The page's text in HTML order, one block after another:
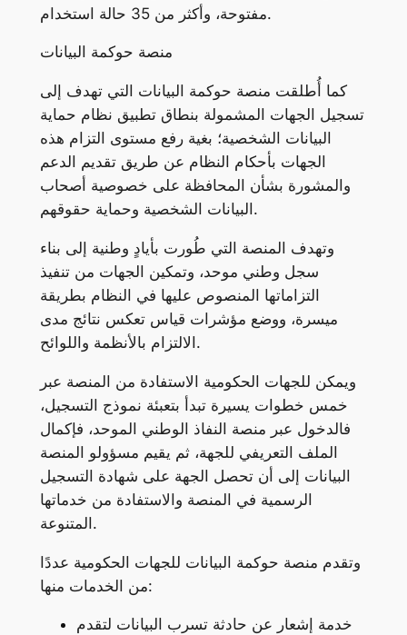
مفتوحة، وأكثر من 35 حالة استخدام.
منصة حوكمة البيانات
كما أُطلقت منصة حوكمة البيانات التي تهدف إلى
تسجيل الجهات المشمولة بنطاق تطبيق نظام حماية
البيانات الشخصية؛ بغية رفع مستوى التزام هذه
الجهات بأحكام النظام عن طريق تقديم الدعم
والمشورة بشأن المحافظة على خصوصية أصحاب
البيانات الشخصية وحماية حقوقهم.
وتهدف المنصة التي طُورت بأيادٍ وطنية إلى بناء
سجل وطني موحد، وتمكين الجهات من تنفيذ
التزاماتها المنصوص عليها في النظام بطريقة
ميسرة، ووضع مؤشرات قياس تعكس نتائج مدى
الالتزام بالأنظمة واللوائح.
ويمكن للجهات الحكومية الاستفادة من المنصة عبر
خمس خطوات يسيرة تبدأ بتعبئة نموذج التسجيل،
فالدخول عبر منصة النفاذ الوطني الموحد، فإكمال
الملف التعريفي للجهة، ثم يقيم مسؤولو المنصة
البيانات إلى أن تحصل الجهة على شهادة التسجيل
الرسمية في المنصة والاستفادة من خدماتها
المتنوعة.
وتقدم منصة حوكمة البيانات للجهات الحكومية عددًا
من الخدمات منها:
خدمة إشعار عن حادثة تسرب البيانات لتقدم